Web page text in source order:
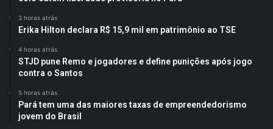
3 horas atrás
Erika Hilton declara R$ 15,9 mil em patrimônio ao TSE
4 horas atrás
STJD pune Remo e jogadores e define punições após jogo
contra o Santos
5 horas atrás
Pará tem uma das maiores taxas de empreendedorismo
jovem do Brasil